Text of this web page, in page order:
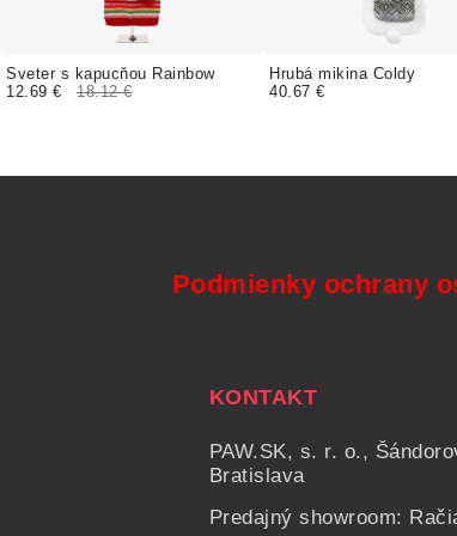
Sveter s kapucňou Rainbow
12.69 € 18.12 €
Hrubá mikina Coldy
40.67 €
Podmienky ochrany
KONTAKT
PAW.SK, s. r. o.,
Bratislava
Predajný showroom: